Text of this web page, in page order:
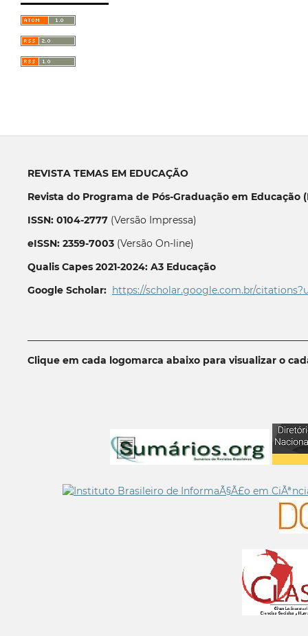
REVISTA TEMAS EM EDUCAÇÃO
Revista do Programa de Pós-Graduação em Educação
ISSN: 0104-2777(Versão Impressa)
eISSN: 2359-7003(Versão On-line)
Qualis Capes 2021-2024: A3 Educação
Google Scholar: https://scholar.google.com.br/
Clique em cada logomarca abaixo para visualizar o